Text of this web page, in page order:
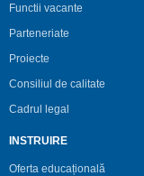
Functii vacante
Parteneriate
Proiecte
Consiliul de calitate
Cadrul legal
INSTRUIRE
Oferta educațională